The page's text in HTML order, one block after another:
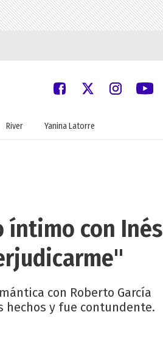
River Yanina Latorre
íntimo con Inés
con Roberto García
hechos y fue contundente.